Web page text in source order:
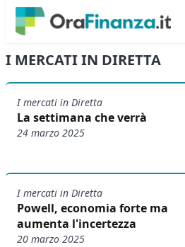
I MERCATI IN DIRETTA
I mercati in Diretta
La settimana che verrà
24 marzo 2025
I mercati in Diretta
Powell, economia forte ma
aumenta l'incertezza
20 marzo 2025